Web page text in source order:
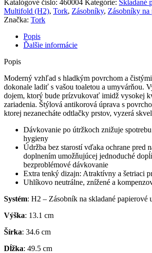
na
papierové
utierky
Multifold-
nerez
Katalógové číslo: 460004 Kategórie: Skladané
Multifold (H2), Tork, Zásobníky, Zásobníky
Značka: Tork
Popis
Ďalšie informácie
Popis
Moderný vzhľad s hladkým povrchom a
dokonale ladiť s vašou toaletou a umyvárňou.
dojem, ktorý bude prízvukovať imidž vysokej
zariadenia. Štýlová antikorová úprava s
ktorej nezanecháte odtlačky prstov, vyzerá
Dávkovanie po útržkoch znižuje
hygieny
Údržba bez starostí vďaka ochrane pred
doplnením umožňujúcej jednoduché
bezproblémové dávkovanie
Extra tenký dizajn: Atraktívny a šetriaci
Uhlíkovo neutrálne, znížené a
Systém: H2 – Zásobník na skladané papierové
Výška: 13.1 cm
Šírka: 34.6 cm
Dĺžka: 49.5 cm